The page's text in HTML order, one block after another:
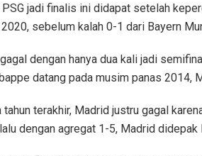
jadi finalis ini didapat setelah
sebelum kalah 0-1 dari Bayern
dengan hanya dua kali jadi
datang pada musim panas 2014,
terakhir, Madrid justru gagal
dengan agregat 1-5, Madrid